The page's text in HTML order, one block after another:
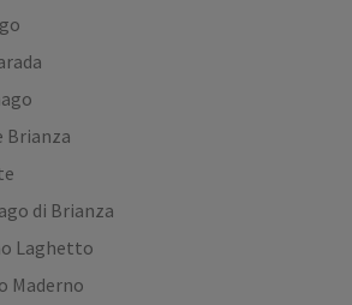
Brianza
di Brianza
Laghetto
Maderno